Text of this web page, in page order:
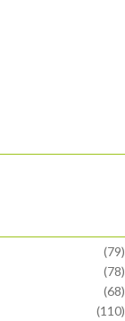
(79)
(78)
(68)
(110)